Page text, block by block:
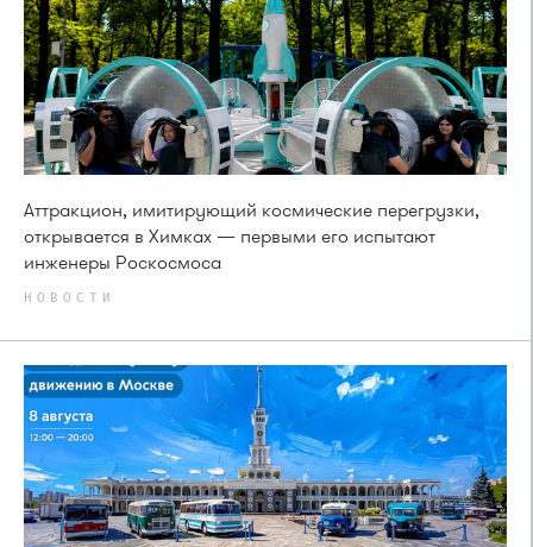
Аттракцион, имитирующий космические перегрузки,
открывается в Химках — первыми его испытают
инженеры Роскосмоса
НОВОСТИ